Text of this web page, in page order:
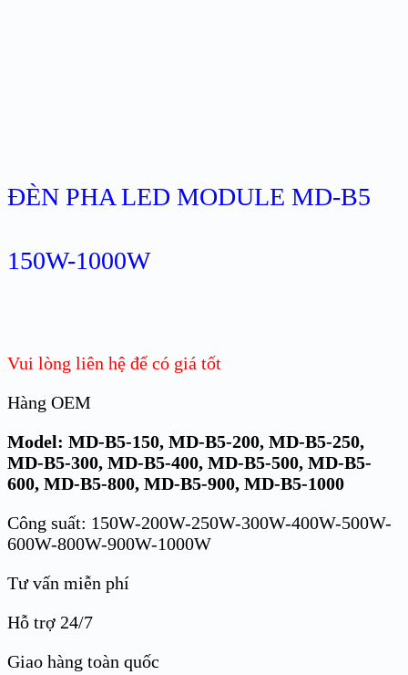
ĐÈN PHA LED MODULE MD-B5
150W-1000W
Vui lòng liên hệ để có giá tốt
Hàng OEM
Model: MD-B5-150, MD-B5-200, MD-B5-250,
MD-B5-300, MD-B5-400, MD-B5-500, MD-B5-
600, MD-B5-800, MD-B5-900, MD-B5-1000
Công suất: 150W-200W-250W-300W-400W-500W-
600W-800W-900W-1000W
Tư vấn miễn phí
Hỗ trợ 24/7
Giao hàng toàn quốc